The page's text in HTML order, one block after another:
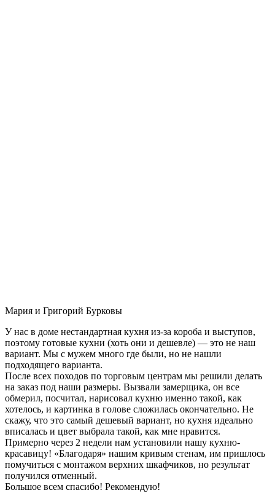
Мария и Григорий Бурковы
У нас в доме нестандартная кухня из-за короба и выступов,
поэтому готовые кухни (хоть они и дешевле) — это не наш
вариант. Мы с мужем много где были, но не нашли
подходящего варианта.
После всех походов по торговым центрам мы решили делать
на заказ под наши размеры. Вызвали замерщика, он все
обмерил, посчитал, нарисовал кухню именно такой, как
хотелось, и картинка в голове сложилась окончательно. Не
скажу, что это самый дешевый вариант, но кухня идеально
вписалась и цвет выбрала такой, как мне нравится.
Примерно через 2 недели нам установили нашу кухню-
красавицу! «Благодаря» нашим кривым стенам, им пришлось
помучиться с монтажом верхних шкафчиков, но результат
получился отменный.
Большое всем спасибо! Рекомендую!